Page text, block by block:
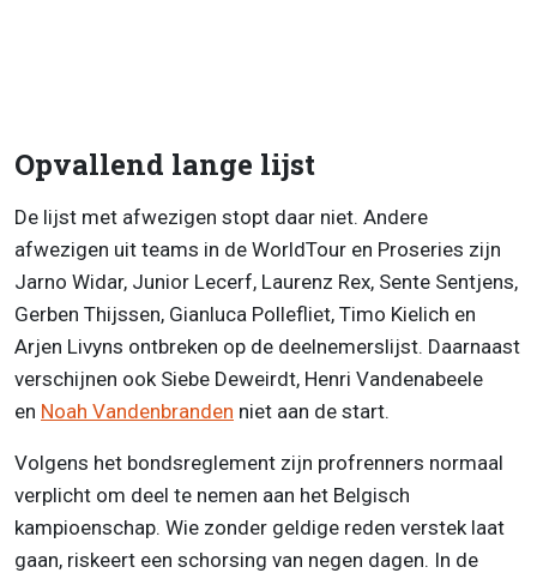
Opvallend lange lijst
De lijst met afwezigen stopt daar niet. Andere
afwezigen uit teams in de WorldTour en Proseries zijn
Jarno Widar, Junior Lecerf, Laurenz Rex, Sente Sentjens,
Gerben Thijssen, Gianluca Pollefliet, Timo Kielich en
Arjen Livyns ontbreken op de deelnemerslijst. Daarnaast
verschijnen ook Siebe Deweirdt, Henri Vandenabeele
en Noah Vandenbranden niet aan de start.
Volgens het bondsreglement zijn profrenners normaal
verplicht om deel te nemen aan het Belgisch
kampioenschap. Wie zonder geldige reden verstek laat
gaan, riskeert een schorsing van negen dagen. In de